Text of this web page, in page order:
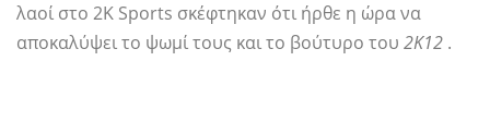
λαοί στο 2K Sports σκέφτηκαν ότι ήρθε η ώρα να
αποκαλύψει το ψωμί τους και το βούτυρο του 2Κ12 .